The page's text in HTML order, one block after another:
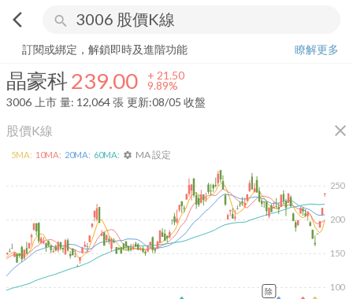
arrow_back_ios search
晶豪科 239.00+9.89%
訂閱或綁定，解鎖即時及進階功能
瞭解更多
晶豪科239.00 + 21.50
9.89%
3006 上市 量: 12,064張 更新:08/05 收盤
股價K線 close
100
150
200
250
5MA: 10MA: 20MA: 60MA: settings MA 設定
除